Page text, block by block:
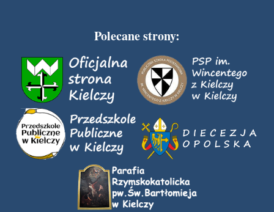
Polecane strony: